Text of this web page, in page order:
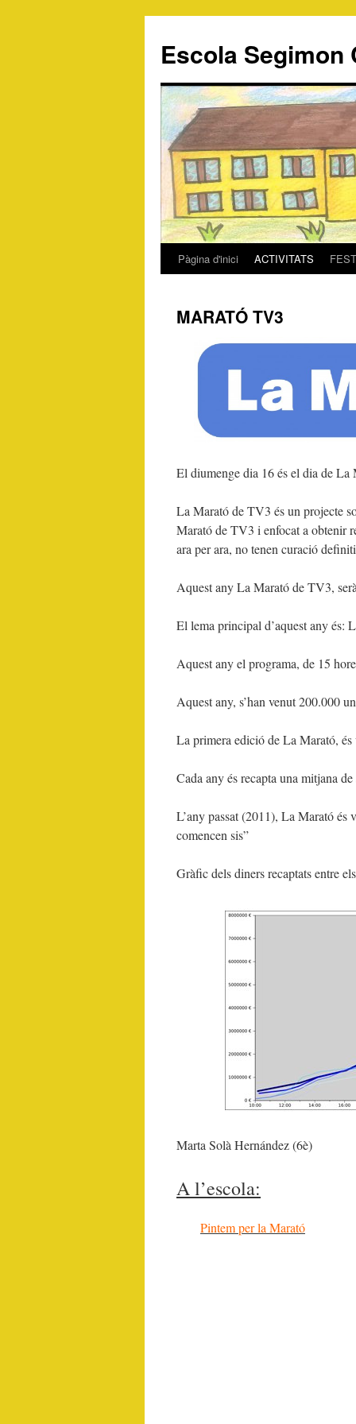
Escola Segimon
Vés
contingut
Pàgina d'inici ACTIVITATS
MARATÓ TV3
El diumenge dia 16 és el dia de La
La Marató de TV3 és un projecte
Marató de TV3 i enfocat a obtenir
ara per ara, no tenen curació
Aquest any La Marató de TV3,
El lema principal d’aquest any és:
Aquest any el programa, de 15
Aquest any, s’han venut 200.000
La primera edició de La Marató,
Cada any és recapta una mitjana de
L’any passat (2011), La Marató és
comencen sis”
Gràfic dels diners recaptats entre
Marta Solà Hernández (6è)
A l’escola:
Pintem per la Marató